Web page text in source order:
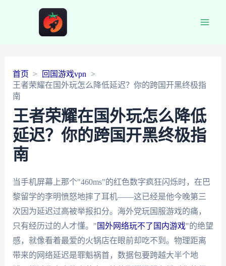
首页
回国游戏vpn
王者荣耀在国外玩怎么降低延迟？你的跨国开黑终极指
南
王者荣耀在国外玩怎么降低
延迟？你的跨国开黑终极指
南
当手机屏幕上那个"460ms"的红色数字疯狂闪烁时，在巴
黎留学的李明愤怒地摔了耳机——这已经是他今晚第三
次因为延迟过高被举报扣分。海外党玩国服游戏的痛，
只有经历过的人才懂。" 国外网络玩不了国内游戏"的绝望
感，就像看着最爱的火锅店在眼前却吃不到。物理距离
带来的网络延迟是罪魁祸首，数据包要跨越大半个地